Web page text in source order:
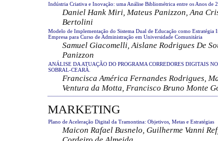
Indústria Criativa e Inovação: uma Análise Bibliométrica entre os Anos de
Daniel Hank Miri, Mateus Panizzon, Ana
Bertolini
Modelo de Implementação do Sistema Dual de Educação como Estratégia
Empresa para Curso de Administração em Universidade Comunitária
Samuel Giacomelli, Aislane Rodrigues De
Panizzon
ANÁLISE DA ATUAÇÃO DO PROGRAMA CORREDORES DIGITAIS
SOBRAL-CEARÁ.
Francisca América Fernandes Rodrigues,
Ventura da Motta, Francisco Bruno Monte
MARKETING
Plano de Aceleração Digital da Tramontina: Objetivos, Metas e Estratégias
Maicon Rafael Busnelo, Guilherme Vanni